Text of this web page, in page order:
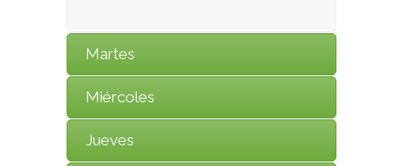
Martes
Miércoles
Jueves